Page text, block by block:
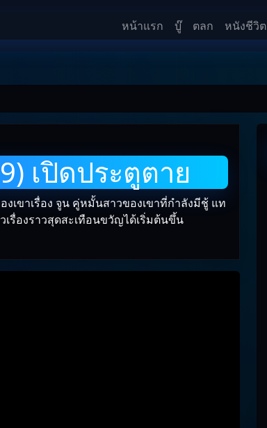
หน้าแรก บู๊ ตลก หนังชีวิต
เปิดประตูตาย
เขาเรื่อง จูน คู่หมั้นสาวของเขาที่กำลังมีชู้ แท
รื่องราวสุดสะเทือนขวัญได้เริ่มต้นขึ้น